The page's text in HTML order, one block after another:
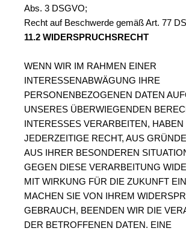
Abs. 3 DSGVO;
Recht auf Beschwerde gemäß Art. 77
11.2 WIDERSPRUCHSRECHT
WENN WIR IM RAHMEN EINER
INTERESSENABWÄGUNG IHRE
PERSONENBEZOGENEN DATEN
UNSERES ÜBERWIEGENDEN
INTERESSES VERARBEITEN,
JEDERZEITIGE RECHT, AUS
AUS IHRER BESONDEREN
GEGEN DIESE VERARBEITUNG
MIT WIRKUNG FÜR DIE ZUKUNFT
MACHEN SIE VON IHREM
GEBRAUCH, BEENDEN WIR DIE
DER BETROFFENEN DATEN. EINE